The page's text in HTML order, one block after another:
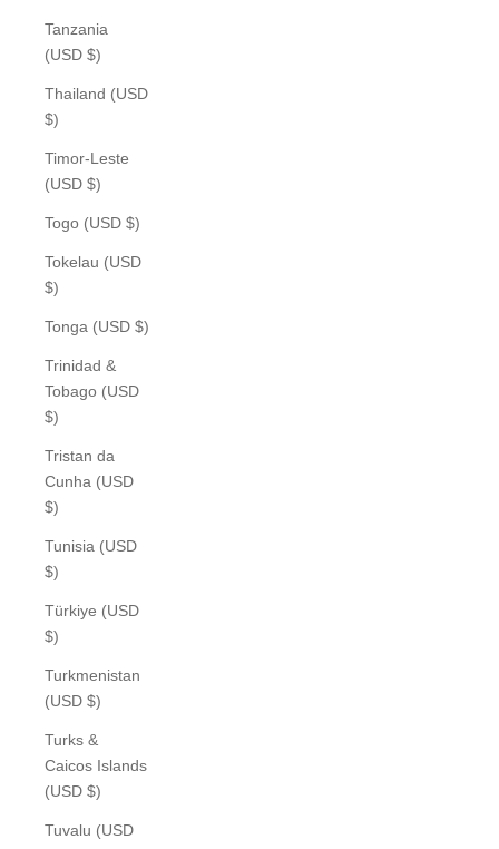
Tanzania
(USD $)
Thailand (USD
$)
Timor-Leste
(USD $)
Togo (USD $)
Tokelau (USD
$)
Tonga (USD $)
Trinidad &
Tobago (USD
$)
Tristan da
Cunha (USD
$)
Tunisia (USD
$)
Türkiye (USD
$)
Turkmenistan
(USD $)
Turks &
Caicos Islands
(USD $)
Tuvalu (USD